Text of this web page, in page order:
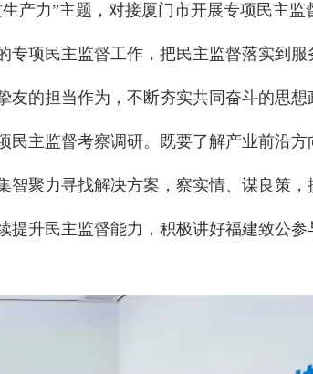
产力”主题，对接厦门市开展专项民主监
项民主监督工作，把民主监督落实到服
的担当作为，不断夯实共同奋斗的思想
主监督考察调研。既要了解产业前沿方
聚力寻找解决方案，察实情、谋良策
升民主监督能力，积极讲好福建致公参